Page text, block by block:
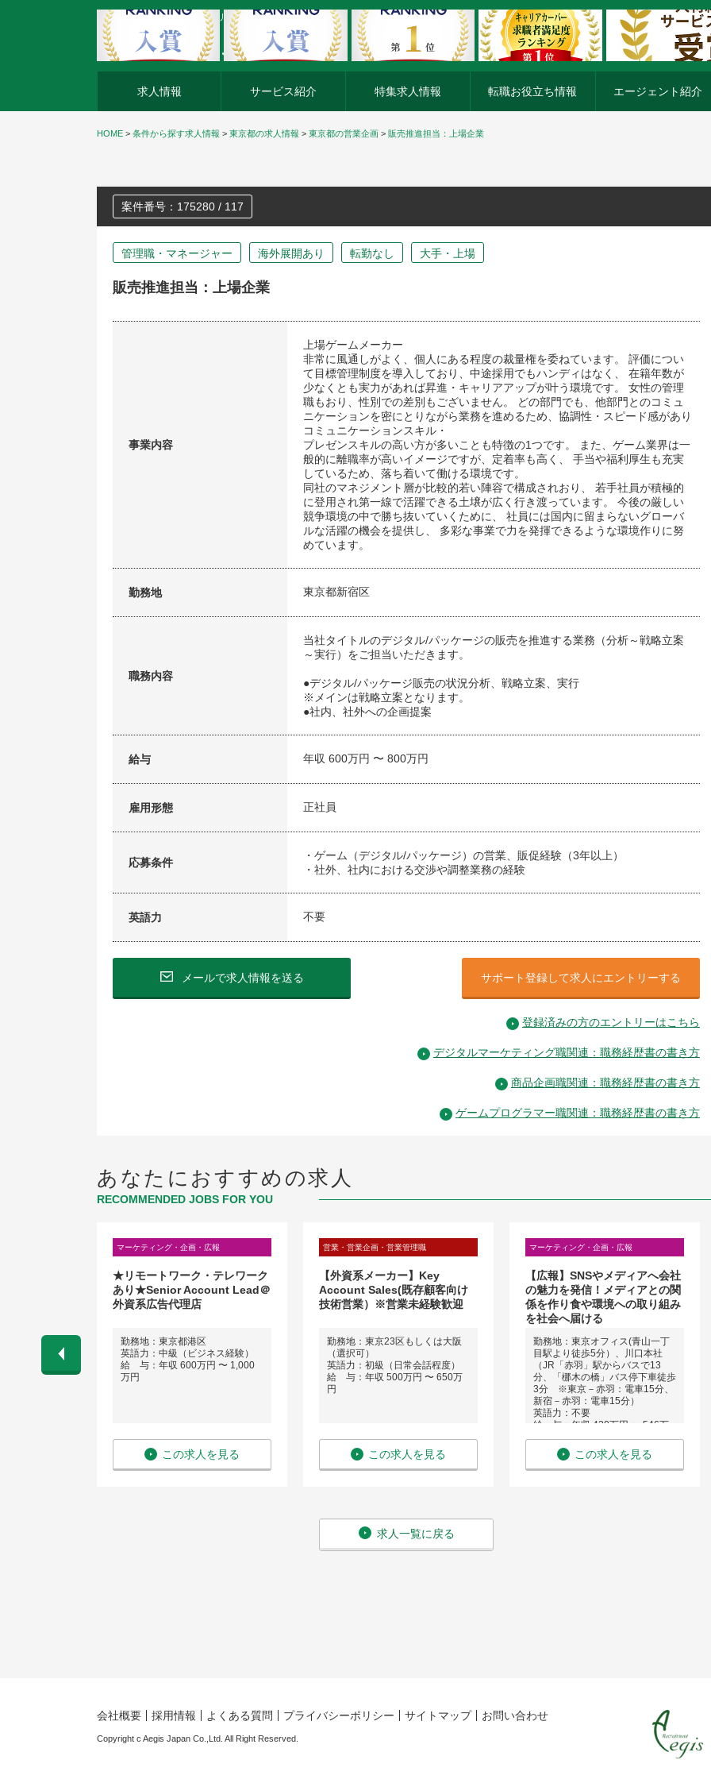
外資系企業の転職・キャリア転職ならアージスジャパン
求人情報 サービス紹介 特集求人情報 転職お役立ち情報 エージェント紹介
HOME > 条件から探す求人情報 > 東京都の求人情報 > 東京都の営業企画 > 販売推進担当：上場企業
案件番号：175280 / 117
管理職・マネージャー 海外展開あり 転勤なし 大手・上場
販売推進担当：上場企業
事業内容
上場ゲームメーカー
非常に風通しがよく、個人にある程度の裁量権を委ねています。 評価につい
て目標管理制度を導入しており、中途採用でもハンディはなく、 在籍年数が
少なくとも実力があれば昇進・キャリアアップが叶う環境です。 女性の管理
職もおり、性別での差別もございません。 どの部門でも、他部門とのコミュ
ニケーションを密にとりながら業務を進めるため、協調性・スピード感があり
コミュニケーションスキル・
プレゼンスキルの高い方が多いことも特徴の1つです。 また、ゲーム業界は一
般的に離職率が高いイメージですが、定着率も高く、 手当や福利厚生も充実
しているため、落ち着いて働ける環境です。
同社のマネジメント層が比較的若い陣容で構成されおり、 若手社員が積極的
に登用され第一線で活躍できる土壌が広く行き渡っています。 今後の厳しい
競争環境の中で勝ち抜いていくために、 社員には国内に留まらないグローバ
ルな活躍の機会を提供し、 多彩な事業で力を発揮できるような環境作りに努
めています。
勤務地 東京都新宿区
職務内容
当社タイトルのデジタル/パッケージの販売を推進する業務（分析～戦略立案
～実行）をご担当いただきます。
●デジタル/パッケージ販売の状況分析、戦略立案、実行
※メインは戦略立案となります。
●社内、社外への企画提案
給与 年収 600万円 〜 800万円
雇用形態 正社員
応募条件
・ゲーム（デジタル/パッケージ）の営業、販促経験（3年以上）
・社外、社内における交渉や調整業務の経験
英語力 不要
メールで求人情報を送る サポート登録して求人にエントリーする
登録済みの方のエントリーはこちら
デジタルマーケティング職関連：職務経歴書の書き方
商品企画職関連：職務経歴書の書き方
ゲームプログラマー職関連：職務経歴書の書き方
あなたにおすすめの求人
RECOMMENDED JOBS FOR YOU
マーケティング・企画・広報
★リモートワーク・テレワーク
あり★Senior Account Lead＠
外資系広告代理店
勤務地：東京都港区
英語力：中級（ビジネス経験）
給 与：年収 600万円 〜 1,000
万円
この求人を見る
営業・営業企画・営業管理職
【外資系メーカー】Key
Account Sales(既存顧客向け
技術営業）※営業未経験歓迎
勤務地：東京23区もしくは大阪
（選択可）
英語力：初級（日常会話程度）
給 与：年収 500万円 〜 650万
円
この求人を見る
マーケティング・企画・広報
【広報】SNSやメディアへ会社
の魅力を発信！メディアとの関
係を作り食や環境への取り組み
を社会へ届ける
勤務地：東京オフィス(青山一丁
目駅より徒歩5分）、川口本社
（JR「赤羽」駅からバスで13
分、「梛木の橋」バス停下車徒歩
3分 ※東京－赤羽：電車15分、
新宿－赤羽：電車15分）
英語力：不要
給 与：年収 420万円 〜 546万
円
この求人を見る
求人一覧に戻る
会社概要 採用情報 よくある質問 プライバシーポリシー サイトマップ お問い合わせ
Copyright c Aegis Japan Co.,Ltd. All Right Reserved.